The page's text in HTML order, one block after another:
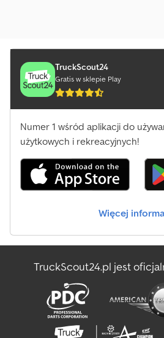
TruckScout24
Gratis w sklepie Play
Numer 1 wśród aplikacji do
użytkowych i rekreacyjnych!
Więcej
TruckScout24.pl jest